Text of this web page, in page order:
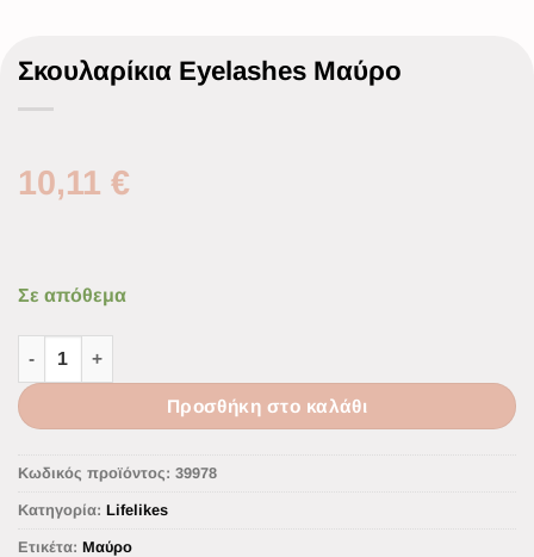
Σκουλαρίκια Eyelashes Μαύρο
10,11 €
Σε απόθεμα
Προσθήκη στο καλάθι
Κωδικός προϊόντος: 39978
Κατηγορία: Lifelikes
Ετικέτα: Μαύρο